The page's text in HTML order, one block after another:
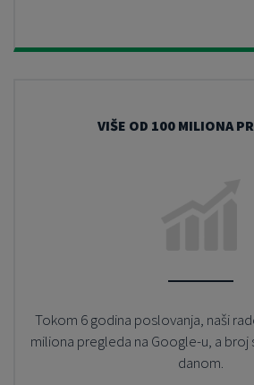
VIŠE OD 100 MILIONA
Tokom 6 godina poslovanja, naši
miliona pregleda na Google-u, a broj
danom.